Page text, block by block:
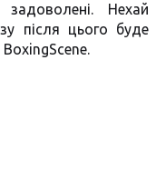
Нехай
після цього буде